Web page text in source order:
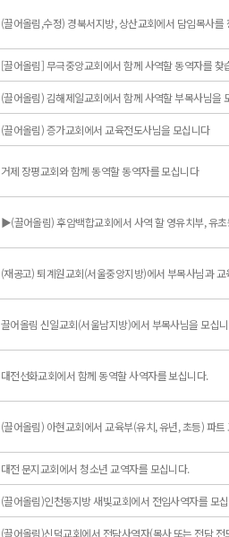
(끌어올림,수정) 경북서지방, 상산교회에서 담임목사를
[끌어올림] 무극중앙교회에서 함께 사역할 동역자를 찾
(끌어올림) 김해제일교회에서 함께 사역할 부목사님을
(끌어올림) 증가교회에서 교육전도사님을 모십니다
거제 장평교회와 함께 동역할 동역자를 모십니다
▶(끌어올림) 후암백합교회에서 사역 할 영유치부, 유
(재공고) 퇴계원교회(서울중앙지방)에서 부목사님과
끌어올림 신일교회(서울남지방)에서 부목사님을 모십
대전선화교회에서 함께 동역할 사역자를 보십니다.
(끌어올림) 아현교회에서 교육부(유치, 유년, 초등) 파
대전 문지교회에서 청소년 교역자를 모십니다.
(끌어올림)인천동지방 새빛교회에서 전임사역자를 모
(끌어올림)신덕교회에서 전담사역자(목사 또는 전담